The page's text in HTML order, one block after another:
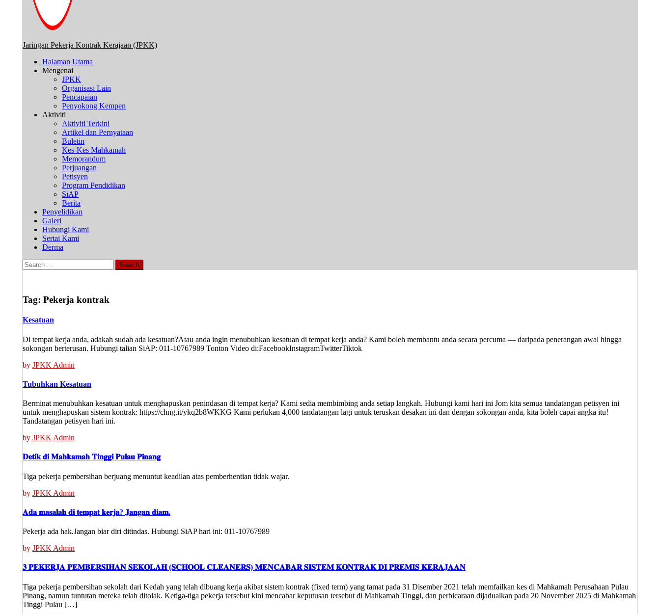
Jaringan Pekerja Kontrak Kerajaan (JPKK)
Halaman Utama
Mengenai
JPKK
Organisasi Lain
Pencapaian
Penyokong Kempen
Aktiviti
Aktiviti Terkini
Artikel dan Pernyataan
Buletin
Kes-Kes Mahkamah
Memorandum
Perjuangan
Petisyen
Program Pendidikan
SiAP
Berita
Penyelidikan
Galeri
Hubungi Kami
Sertai Kami
Derma
Search
for:
Tag: Pekerja kontrak
Kesatuan
Di tempat kerja anda, adakah sudah ada kesatuan?Atau anda ingin menubuhkan kesatuan di tempat kerja anda? Kami boleh membantu anda secara percuma — daripada penerangan awal hingga
sokongan berterusan. Hubungi talian SiAP: 011-10767989 Tonton Video di:FacebookInstagramTwitterTiktok
by JPKK Admin
Tubuhkan Kesatuan
Berminat menubuhkan kesatuan untuk menghapuskan penindasan di tempat kerja? Kami sedia membimbing anda setiap langkah. Hubungi kami hari ini Jom kita semua tandatangan petisyen ini
untuk menghapuskan sistem kontrak: https://chng.it/ykq2b8WKKG Kami perlukan 4,000 tandatangan lagi untuk teruskan desakan ini dan dengan sokongan anda, kita boleh capai angka itu!
Tandatangan petisyen hari ini.
by JPKK Admin
𝐃𝐞𝐭𝐢𝐤 𝐝𝐢 𝐌𝐚𝐡𝐤𝐚𝐦𝐚𝐡 𝐓𝐢𝐧𝐠𝐠𝐢 𝐏𝐮𝐥𝐚𝐮 𝐏𝐢𝐧𝐚𝐧𝐠
Tiga pekerja pembersihan berjuang menuntut keadilan atas pemberhentian tidak wajar.
by JPKK Admin
𝐀𝐝𝐚 𝐦𝐚𝐬𝐚𝐥𝐚𝐡 𝐝𝐢 𝐭𝐞𝐦𝐩𝐚𝐭 𝐤𝐞𝐫𝐣𝐚? 𝐉𝐚𝐧𝐠𝐚𝐧 𝐝𝐢𝐚𝐦.
Pekerja ada hak.Jangan biar diri ditindas. Hubungi SiAP hari ini: 011-10767989
by JPKK Admin
𝟑 𝐏𝐄𝐊𝐄𝐑𝐉𝐀 𝐏𝐄𝐌𝐁𝐄𝐑𝐒𝐈𝐇𝐀𝐍 𝐒𝐄𝐊𝐎𝐋𝐀𝐇 (𝐒𝐂𝐇𝐎𝐎𝐋 𝐂𝐋𝐄𝐀𝐍𝐄𝐑𝐒) 𝐌𝐄𝐍𝐂𝐀𝐁𝐀𝐑 𝐒𝐈𝐒𝐓𝐄𝐌 𝐊𝐎𝐍𝐓𝐑𝐀𝐊 𝐃𝐈 𝐏𝐑𝐄𝐌𝐈𝐒 𝐊𝐄𝐑𝐀𝐉𝐀𝐀𝐍
Tiga pekerja pembersihan sekolah dari Kedah yang telah dibuang kerja akibat sistem kontrak (fixed term) yang tamat pada 31 Disember 2021 telah memfailkan kes di Mahkamah Perusahaan Pulau
Pinang, namun tuntutan mereka telah ditolak. Ketiga-tiga pekerja tersebut kini mencabar keputusan tersebut di Mahkamah Tinggi, dan perbicaraan dijadualkan pada 20 November 2025 di Mahkamah
Tinggi Pulau […]